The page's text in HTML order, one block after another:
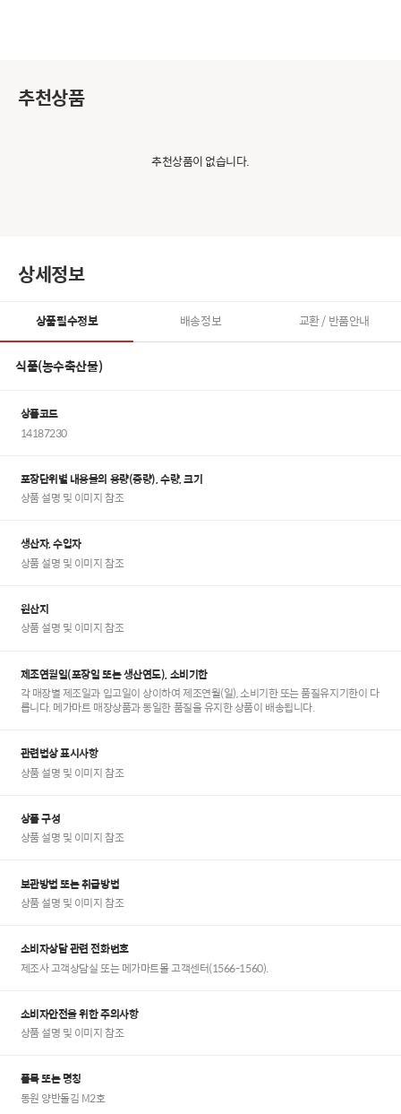
추천상품
추천상품이 없습니다.
상세정보
상품필수정보 배송정보 교환 / 반품안내
식품(농수축산물)
상품코드
14187230
포장단위별 내용물의 용량(중량), 수량, 크기
상품 설명 및 이미지 참조
생산자, 수입자
상품 설명 및 이미지 참조
원산지
상품 설명 및 이미지 참조
제조연월일(포장일 또는 생산연도), 소비기한
각 매장별 제조일과 입고일이 상이하여 제조연월(일), 소비기한 또는 품질유지기한이 다
릅니다. 메가마트 매장상품과 동일한 품질을 유지한 상품이 배송됩니다.
관련법상 표시사항
상품 설명 및 이미지 참조
상품 구성
상품 설명 및 이미지 참조
보관방법 또는 취급방법
상품 설명 및 이미지 참조
소비자상담 관련 전화번호
제조사 고객상담실 또는 메가마트몰 고객센터(1566-1560).
소비자안전을 위한 주의사항
상품 설명 및 이미지 참조
품목 또는 명칭
동원 양반돌김 M2호